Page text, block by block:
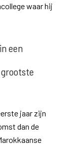
waar hij
een
jaar zijn
dan de